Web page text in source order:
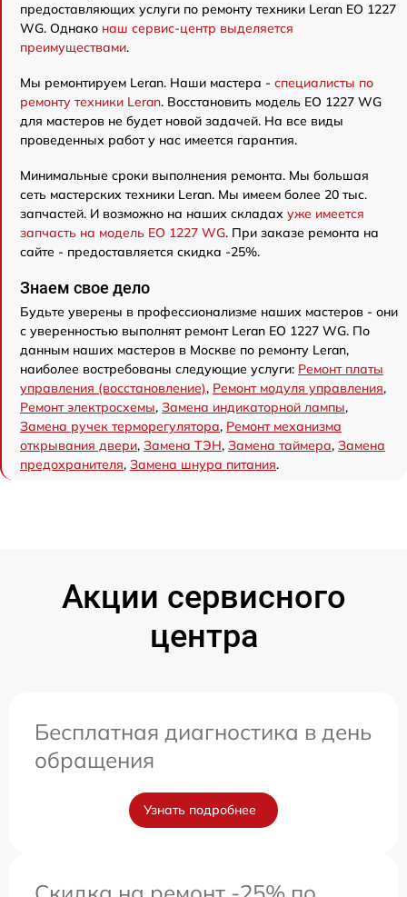
предоставляющих услуги по ремонту техники Leran EO 1227
WG. Однако наш сервис-центр выделяется
преимуществами.
Мы ремонтируем Leran. Наши мастера - специалисты по
ремонту техники Leran. Восстановить модель EO 1227 WG
для мастеров не будет новой задачей. На все виды
проведенных работ у нас имеется гарантия.
Минимальные сроки выполнения ремонта. Мы большая
сеть мастерских техники Leran. Мы имеем более 20 тыс.
запчастей. И возможно на наших складах уже имеется
запчасть на модель EO 1227 WG. При заказе ремонта на
сайте - предоставляется скидка -25%.
Знаем свое дело
Будьте уверены в профессионализме наших мастеров - они
с уверенностью выполнят ремонт Leran EO 1227 WG. По
данным наших мастеров в Москве по ремонту Leran,
наиболее востребованы следующие услуги: Ремонт платы
управления (восстановление), Ремонт модуля управления,
Ремонт электросхемы, Замена индикаторной лампы,
Замена ручек терморегулятора, Ремонт механизма
открывания двери, Замена ТЭН, Замена таймера, Замена
предохранителя, Замена шнура питания.
Акции сервисного
центра
Бесплатная диагностика в день
обращения
Узнать подробнее